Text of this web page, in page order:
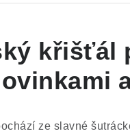
křišťál
ze slavné